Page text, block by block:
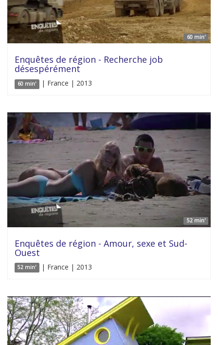
60 min'
Enquêtes de région - Recherche job
désespérément
60 min' | France | 2013
52 min'
Enquêtes de région - Amour, sexe et Sud-
Ouest
52 min' | France | 2013